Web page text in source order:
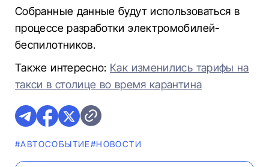
Собранные данные будут использоваться в
процессе разработки электромобилей-
беспилотников.
Также интересно: Как изменились тарифы на
такси в столице во время карантина​​​​​​​
#АВТОСОБЫТИЕ#НОВОСТИ